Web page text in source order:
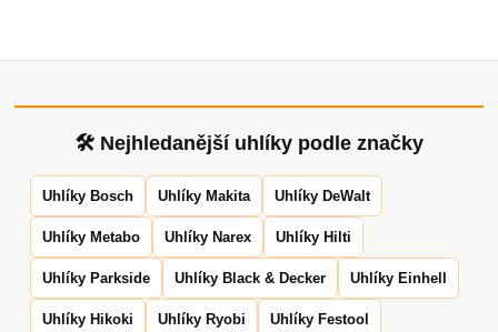
🛠 Nejhledanější uhlíky podle značky
Uhlíky Bosch Uhlíky Makita Uhlíky DeWalt
Uhlíky Metabo Uhlíky Narex Uhlíky Hilti
Uhlíky Parkside Uhlíky Black & Decker Uhlíky Einhell
Uhlíky Hikoki Uhlíky Ryobi Uhlíky Festool